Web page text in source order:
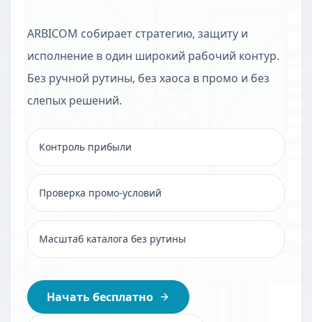
ARBICOM собирает стратегию, защиту и
исполнение в один широкий рабочий контур.
Без ручной рутины, без хаоса в промо и без
слепых решений.
Контроль прибыли
Проверка промо-условий
Масштаб каталога без рутины
Начать бесплатно